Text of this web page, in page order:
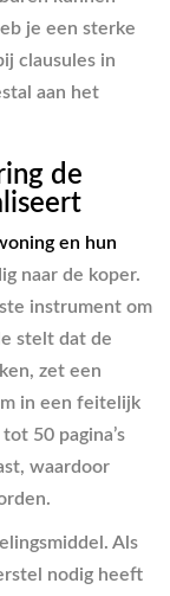
je een sterke
clausules in
aan het
de
en hun
naar de koper.
instrument om
stelt dat de
zet een
in een feitelijk
50 pagina’s
waardoor
Als
nodig heeft